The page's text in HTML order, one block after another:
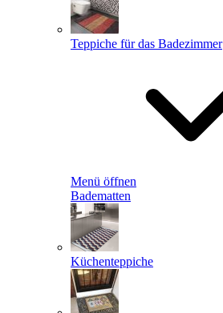
Teppiche für das Badezimmer
Menü öffnen
Badematten
Küchenteppiche